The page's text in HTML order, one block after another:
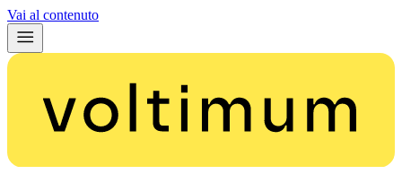
Vai al contenuto